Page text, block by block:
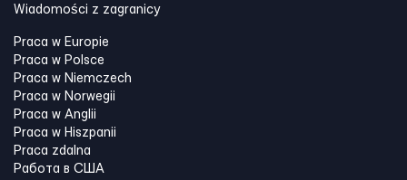
Wiadomości z zagranicy
Praca w Europie
Praca w Polsce
Praca w Niemczech
Praca w Norwegii
Praca w Anglii
Praca w Hiszpanii
Praca zdalna
Работа в США